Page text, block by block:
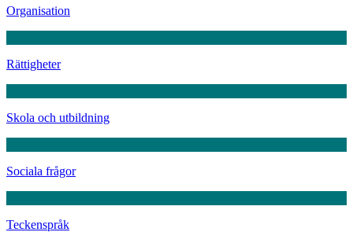
Organisation
Rättigheter
Skola och utbildning
Sociala frågor
Teckenspråk